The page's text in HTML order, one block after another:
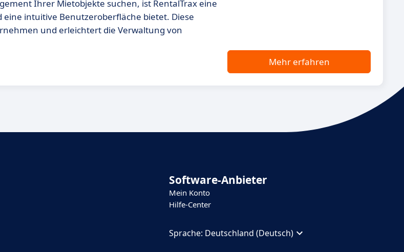
Ihrer Mietobjekte suchen, ist RentalTrax eine
intuitive Benutzeroberfläche bietet. Diese
und erleichtert die Verwaltung von
Mehr erfahren
Software-Anbieter
Mein Konto
Hilfe-Center
Sprache: Deutschland (Deutsch)